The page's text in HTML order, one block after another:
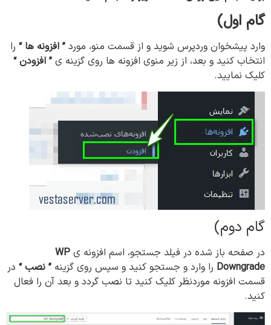
گام اول)
وارد پیشخوان وردپرس شوید و از قسمت منو، مورد ” افزونه ها “ را
انتخاب کنید و بعد، از زیر منوی افزونه ها روی گزینه ی ” افزودن “
کلیک نمایید.
گام دوم)
در صفحه باز شده در فیلد جستجو، اسم افزونه ی WP
Downgrade را وارد و جستجو کنید و سپس روی گزینه ” نصب “ در
قسمت افزونه موردنظر کلیک کنید تا نصب گردد و بعد آن را فعال
کنید.